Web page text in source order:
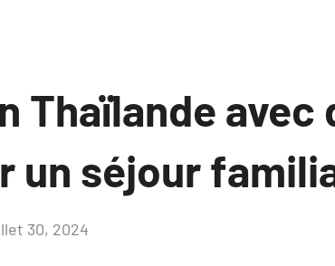
Thaïlande
un séjour
30, 2024